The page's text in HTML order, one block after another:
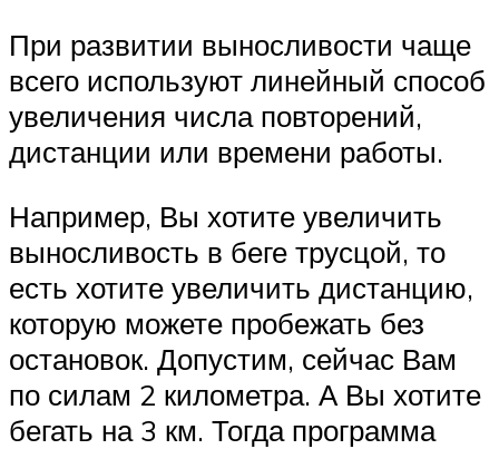
При развитии выносливости чаще
всего используют линейный способ
увеличения числа повторений,
дистанции или времени работы.
Например, Вы хотите увеличить
выносливость в беге трусцой, то
есть хотите увеличить дистанцию,
которую можете пробежать без
остановок. Допустим, сейчас Вам
по силам 2 километра. А Вы хотите
бегать на 3 км. Тогда программа